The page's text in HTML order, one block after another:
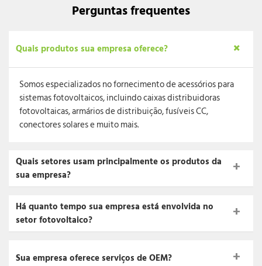
Perguntas frequentes
Quais produtos sua empresa oferece?
Somos especializados no fornecimento de acessórios para
sistemas fotovoltaicos, incluindo caixas distribuidoras
fotovoltaicas, armários de distribuição, fusíveis CC,
conectores solares e muito mais.
Quais setores usam principalmente os produtos da
sua empresa?
Há quanto tempo sua empresa está envolvida no
setor fotovoltaico?
Sua empresa oferece serviços de OEM?